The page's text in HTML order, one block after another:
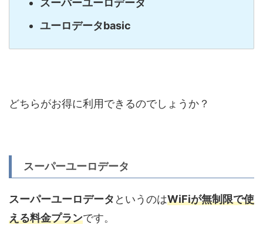
ユーロデータbasic
どちらがお得に利用できるのでしょうか？
スーパーユーロデータ
スーパーユーロデータ というのはWiFiが無制限で使
える料金プランです。